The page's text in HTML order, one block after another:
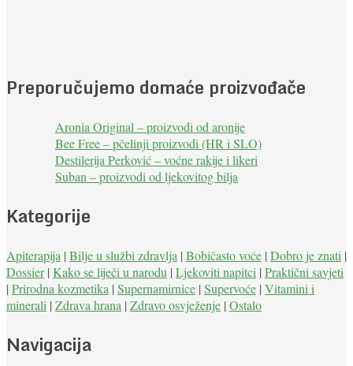
Preporučujemo domaće proizvođače
Aronia Original – proizvodi od aronije
Bee Free – pčelinji proizvodi (HR i SLO)
Destilerija Perković – voćne rakije i likeri
Suban – proizvodi od ljekovitog bilja
Kategorije
Apiterapija | Bilje u službi zdravlja | Bobičasto voće | Dobro je znati |
Dossier| Kako se liječi u narodu | Ljekoviti napitci | Praktični savjeti
| Prirodna kozmetika | Supernamirnice | Supervoće | Vitamini i
minerali | Zdrava hrana | Zdravo osvježenje | Ostalo
Navigacija